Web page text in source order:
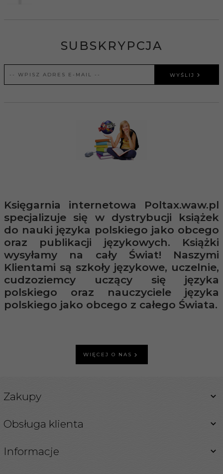
SUBSKRYPCJA
WYŚLIJ
Księgarnia internetowa Poltax.waw.pl
specjalizuje się w dystrybucji książek
do nauki języka polskiego jako obcego
oraz publikacji językowych. Książki
wysyłamy na cały Świat! Naszymi
Klientami są szkoły językowe, uczelnie,
cudzoziemcy uczący się języka
polskiego oraz nauczyciele języka
polskiego jako obcego z całego Świata.
WIĘCEJ O NAS
Zakupy
Obsługa klienta
Informacje